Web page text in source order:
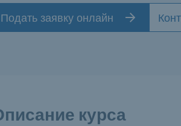
Подать заявку онлайн
курса